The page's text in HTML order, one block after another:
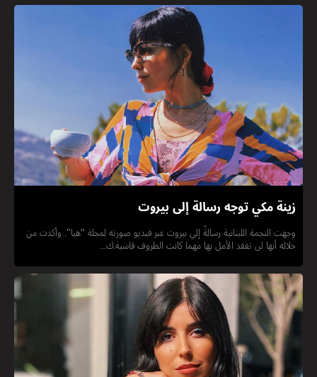
زينة مكي توجه رسالة إلى بيروت
وجهت النجمة اللبنانية رسالةً إلي بيروت عبر فيديو صورته لمجلة "هيا". وأكدت من
خلاله أنها لن تفقد الأمل بها مهما كانت الظروف قاسية.ك...